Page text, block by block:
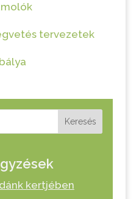
tervezetek
Keresés
kertjében